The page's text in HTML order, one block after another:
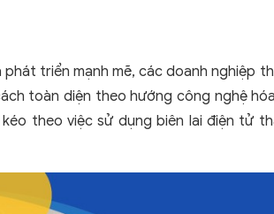
triển mạnh mẽ, các doanh nghiệp
toàn diện theo hướng công nghệ
theo việc sử dụng biên lai điện tử